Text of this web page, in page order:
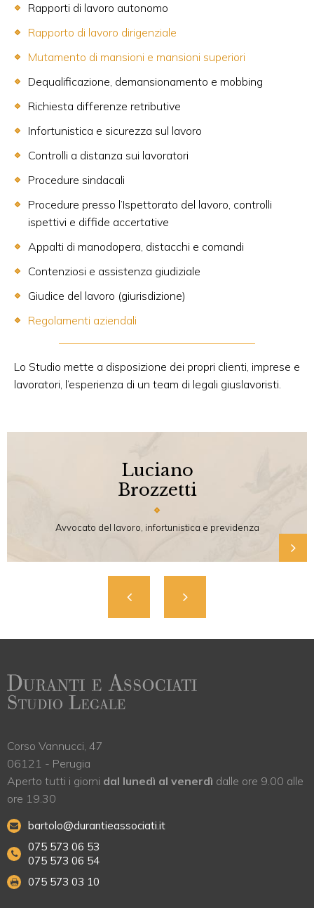
Rapporti di lavoro autonomo
Rapporto di lavoro dirigenziale
Mutamento di mansioni e mansioni superiori
Dequalificazione, demansionamento e mobbing
Richiesta differenze retributive
Infortunistica e sicurezza sul lavoro
Controlli a distanza sui lavoratori
Procedure sindacali
Procedure presso l’Ispettorato del lavoro, controlli
ispettivi e diffide accertative
Appalti di manodopera, distacchi e comandi
Contenziosi e assistenza giudiziale
Giudice del lavoro (giurisdizione)
Regolamenti aziendali
Lo Studio mette a disposizione dei propri clienti, imprese e
lavoratori, l’esperienza di un team di legali giuslavoristi.
Luciano
Brozzetti
Avvocato del lavoro, infortunistica e previdenza
Corso Vannucci, 47
06121 - Perugia
Aperto tutti i giorni dal lunedì al venerdì dalle ore 9.00 alle
ore 19.30
bartolo@durantieassociati.it
075 573 06 53
075 573 06 54
075 573 03 10